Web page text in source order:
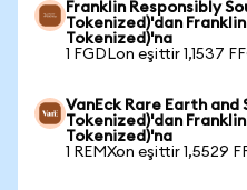
Franklin Responsibly
Tokenized)'dan
Tokenized)'na
1 FGDLon eşittir 1,1537
VanEck Rare Earth
Tokenized)'dan
Tokenized)'na
1 REMXon eşittir 1,5529